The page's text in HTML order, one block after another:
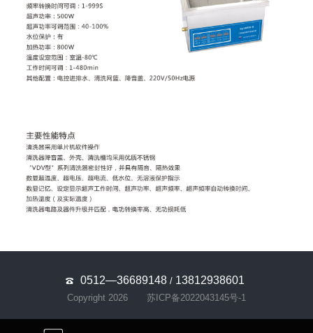
0512—36689148 / 13812938601
Copyright 2026 苏ICP备2022043145号-1